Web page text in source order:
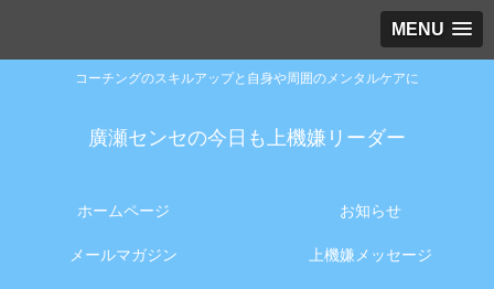
MENU
コーチングのスキルアップと自身や周囲のメンタルケアに
廣瀬センセの今日も上機嫌リーダー
ホームページ お知らせ
メールマガジン 上機嫌メッセージ